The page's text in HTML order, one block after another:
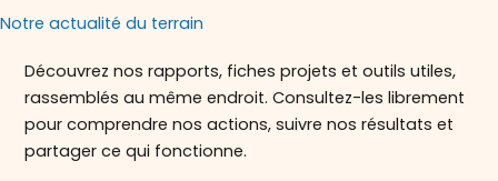
Notre actualité du terrain
Découvrez nos rapports, fiches projets et outils utiles,
rassemblés au même endroit. Consultez-les librement
pour comprendre nos actions, suivre nos résultats et
partager ce qui fonctionne.